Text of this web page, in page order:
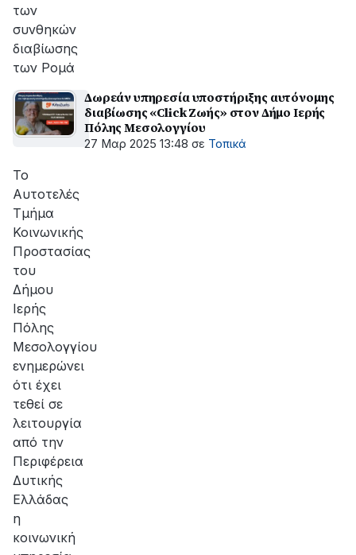
των
συνθηκών
διαβίωσης
των Ρομά
Δωρεάν υπηρεσία υποστήριξης αυτόνομης
διαβίωσης «Click Ζωής» στον Δήμο Ιερής
Πόλης Μεσολογγίου
27 Μαρ 2025 13:48 σε Τοπικά
Το
Αυτοτελές
Τμήμα
Κοινωνικής
Προστασίας
του
Δήμου
Ιερής
Πόλης
Μεσολογγίου
ενημερώνει
ότι έχει
τεθεί σε
λειτουργία
από την
Περιφέρεια
Δυτικής
Ελλάδας
η
κοινωνική